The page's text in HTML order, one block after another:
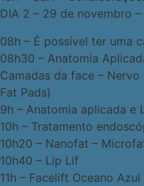
DIA 2 – 29 de novembro –
08h – É possível ter uma
08h30 – Anatomia
Camadas da face –
Fat Pads)
9h – Anatomia aplicada e
10h – Tratamento
10h20 – Nanofat –
10h40 – Lip Lif
11h – Facelift Oceano Azul